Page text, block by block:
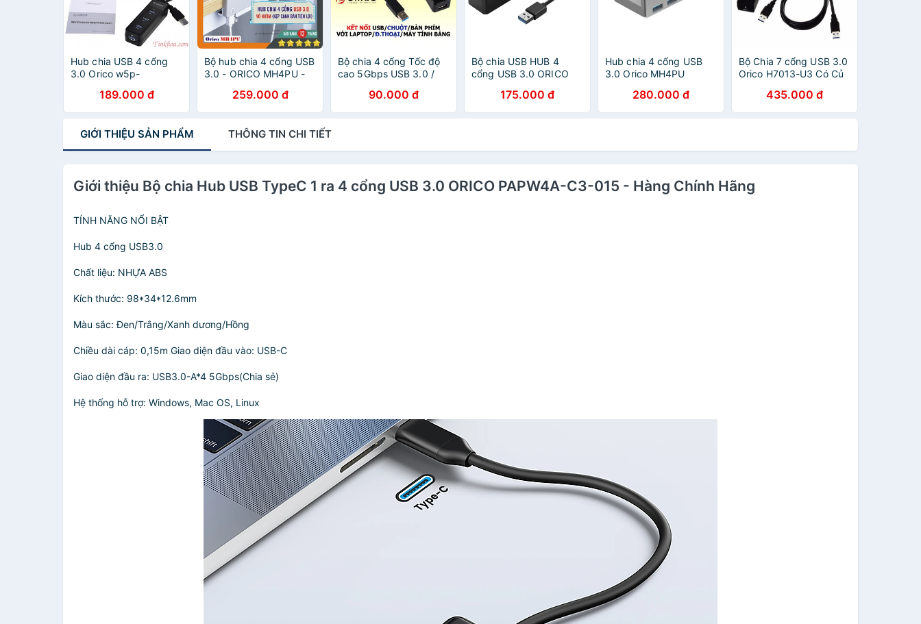
Hub chia USB 4 cổng
3.0 Orico w5p-
189.000 đ
Bộ hub chia 4 cổng USB
3.0 - ORICO MH4PU -
1 đổi 1 !!!259.000 đ
Bộ chia 4 cổng Tốc độ
cao 5Gbps USB 3.0 /
OTG cho điện thoại
90.000 đ
Bộ chia USB HUB 4
cổng USB 3.0 ORICO
Phối Chính Hãng
175.000 đ
Hub chia 4 cổng USB
3.0 Orico MH4PU
280.000 đ
Bộ Chia 7 cổng USB 3.0
Orico H7013-U3 Có Củ
USB 7 Port - Bảo Hành
12 Tháng Đổi Mới
435.000 đ
GIỚI THIỆU SẢN PHẨM THÔNG TIN CHI TIẾT
Giới thiệu Bộ chia Hub USB TypeC 1 ra 4 cổng USB 3.0 ORICO PAPW4A-C3-015 - Hàng Chính Hãng
TÍNH NĂNG NỔI BẬT
Hub 4 cổng USB3.0
Chất liệu: NHỰA ABS
Kích thước: 98*34*12.6mm
Màu sắc: Đen/Trắng/Xanh dương/Hồng
Chiều dài cáp: 0,15m Giao diện đầu vào: USB-C
Giao diện đầu ra: USB3.0-A*4 5Gbps(Chia sẻ)
Hệ thống hỗ trợ: Windows, Mac OS, Linux